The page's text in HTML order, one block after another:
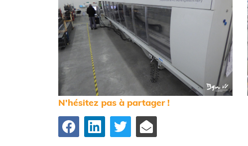
N'hésitez pas à partager !